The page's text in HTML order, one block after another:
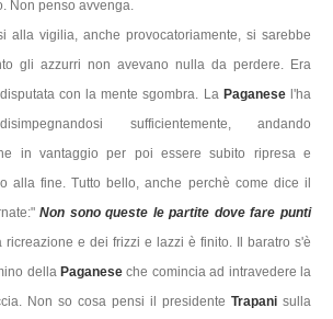
Non penso avvenga.
alla vigilia, anche provocatoriamente, si sarebbe
gli azzurri non avevano nulla da perdere. Era
con la mente sgombra. La Paganesel'ha
sufficientemente, andando
in vantaggio per poi essere subito ripresa e
alla fine. Tutto bello, anche perchè come dice il
Non sono queste le partite dove fare punti
e dei frizzi e lazzi è finito. Il baratro s'è
della Paganese che comincia ad intravedere la
Non so cosa pensi il presidente Trapani sulla